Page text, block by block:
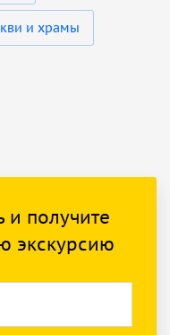
и храмы
и получите
экскурсию